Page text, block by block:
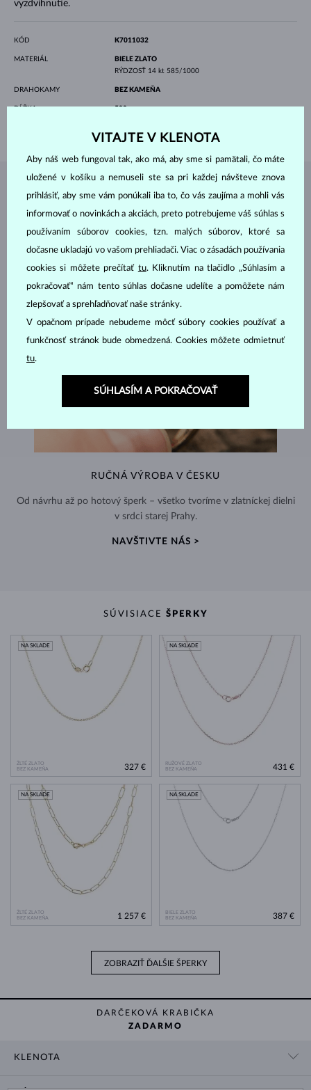
vyzdvihnutie.
KÓD K7011032
MATERIÁL
BIELE ZLATO
RÝDZOSŤ 14 kt 585/1000
DRAHOKAMY BEZ KAMEŇA
DĹŽKA 500 mm
ŠPERKY ZATELIÉRU KLENOTA
RUČNÁ VÝROBA V ČESKU
Od návrhu až po hotový šperk – všetko tvoríme v zlatníckej dielni
v srdci starej Prahy.
NAVŠTIVTE NÁS >
SÚVISIACE ŠPERKY
ŽLTÉ ZLATO
BEZ KAMEŇA
NA SKLADE
327 €
RUŽOVÉ ZLATO
BEZ KAMEŇA
NA SKLADE
431 €
ŽLTÉ ZLATO
BEZ KAMEŇA
NA SKLADE
1 257 €
BIELE ZLATO
BEZ KAMEŇA
NA SKLADE
387 €
ZOBRAZIŤ ĎALŠIE ŠPERKY
DARČEKOVÁ KRABIČKA
ZADARMO
KLENOTA
VITAJTE V KLENOTA
Aby náš web fungoval tak, ako má, aby sme si pamätali, čo máte
uložené v košíku a nemuseli ste sa pri každej návšteve znova
prihlásiť, aby sme vám ponúkali iba to, čo vás zaujíma a mohli vás
informovať o novinkách a akciách, preto potrebujeme váš súhlas s
používaním súborov cookies, tzn. malých súborov, ktoré sa
dočasne ukladajú vo vašom prehliadači. Viac o zásadách používania
cookies si môžete prečítať tu. Kliknutím na tlačidlo „Súhlasím a
pokračovať“ nám tento súhlas dočasne udelíte a pomôžete nám
zlepšovať a sprehľadňovať naše stránky.
V opačnom prípade nebudeme môcť súbory cookies používať a
funkčnosť stránok bude obmedzená. Cookies môžete odmietnuť
tu.
SÚHLASÍM A POKRAČOVAŤ